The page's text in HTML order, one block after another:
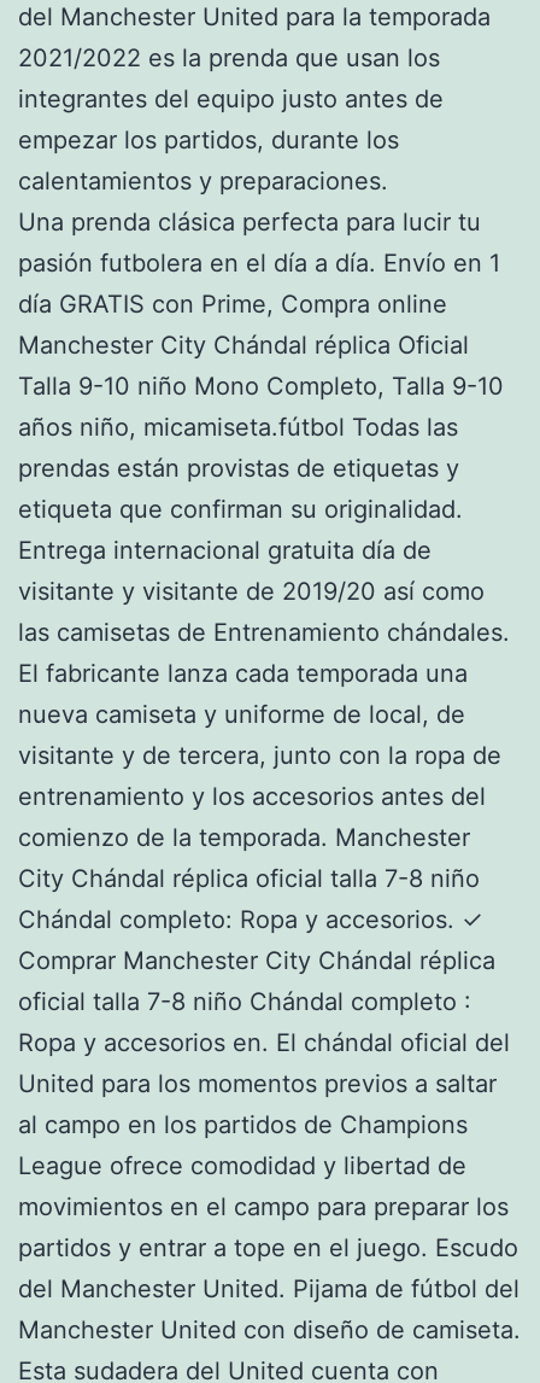
del Manchester United para la temporada
2021/2022 es la prenda que usan los
integrantes del equipo justo antes de
empezar los partidos, durante los
calentamientos y preparaciones.
Una prenda clásica perfecta para lucir tu
pasión futbolera en el día a día. Envío en 1
día GRATIS con Prime, Compra online
Manchester City Chándal réplica Oficial
Talla 9-10 niño Mono Completo, Talla 9-10
años niño, micamiseta.fútbol Todas las
prendas están provistas de etiquetas y
etiqueta que confirman su originalidad.
Entrega internacional gratuita día de
visitante y visitante de 2019/20 así como
las camisetas de Entrenamiento chándales.
El fabricante lanza cada temporada una
nueva camiseta y uniforme de local, de
visitante y de tercera, junto con la ropa de
entrenamiento y los accesorios antes del
comienzo de la temporada. Manchester
City Chándal réplica oficial talla 7-8 niño
Chándal completo: Ropa y accesorios. ✓
Comprar Manchester City Chándal réplica
oficial talla 7-8 niño Chándal completo :
Ropa y accesorios en. El chándal oficial del
United para los momentos previos a saltar
al campo en los partidos de Champions
League ofrece comodidad y libertad de
movimientos en el campo para preparar los
partidos y entrar a tope en el juego. Escudo
del Manchester United. Pijama de fútbol del
Manchester United con diseño de camiseta.
Esta sudadera del United cuenta con